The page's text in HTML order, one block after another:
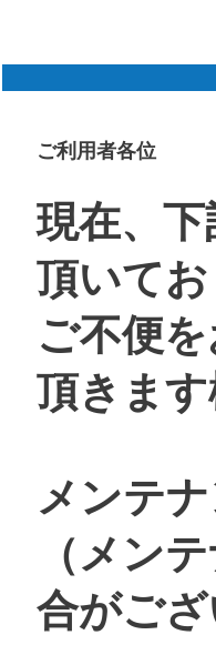
ご利用者各位
現在、
頂いてお
ご不便
頂きま
メンテ
（メン
合がご